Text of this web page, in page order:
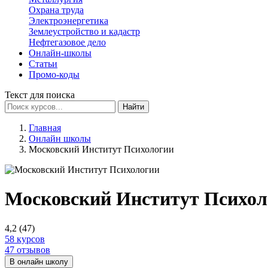
Охрана труда
Электроэнергетика
Землеустройство и кадастр
Нефтегазовое дело
Онлайн-школы
Статьи
Промо-коды
Текст для поиска
Найти
Главная
Онлайн школы
Московский Институт Психологии
Московский Институт
4,2 (47)
58 курсов
47 отзывов
В онлайн школу